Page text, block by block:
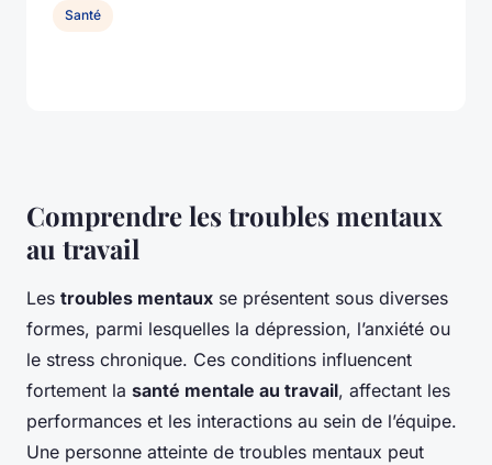
Comprendre les troubles mentaux
au travail
Les troubles mentaux se présentent sous diverses
formes, parmi lesquelles la dépression, l’anxiété ou
le stress chronique. Ces conditions influencent
fortement la santé mentale au travail, affectant les
performances et les interactions au sein de l’équipe.
Une personne atteinte de troubles mentaux peut
Santé